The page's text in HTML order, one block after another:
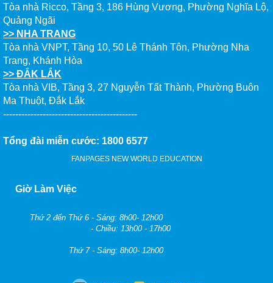
Tòa nhà Ricco, Tầng 3, 186 Hùng Vương, Phường Nghĩa Lộ,
Quảng Ngãi
>> NHA TRANG
Tòa nhà VNPT, Tầng 10, 50 Lê Thánh Tôn, Phường Nha
Trang, Khánh Hòa
>> ĐẮK LẮK
Tòa nhà VIB, Tầng 3, 27 Nguyễn Tất Thành, Phường Buôn
Ma Thuột, Đắk Lắk
--------------------------------------------
Tổng đài miễn cước: 1800 6577
FANPAGES NEW WORLD EDUCATION
Giờ Làm Việc
Thứ 2 đến Thứ 6 - Sáng: 8h00- 12h00
- Chiều: 13h00 - 17h00
Thứ 7 - Sáng: 8h00- 12h00